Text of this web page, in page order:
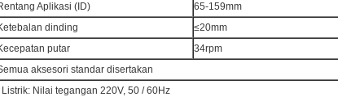
Aplikasi (ID)
65-159mm
dinding
≤20mm
putar
34rpm
aksesori standar disertakan
Listrik: Nilai tegangan 220V, 50 / 60Hz